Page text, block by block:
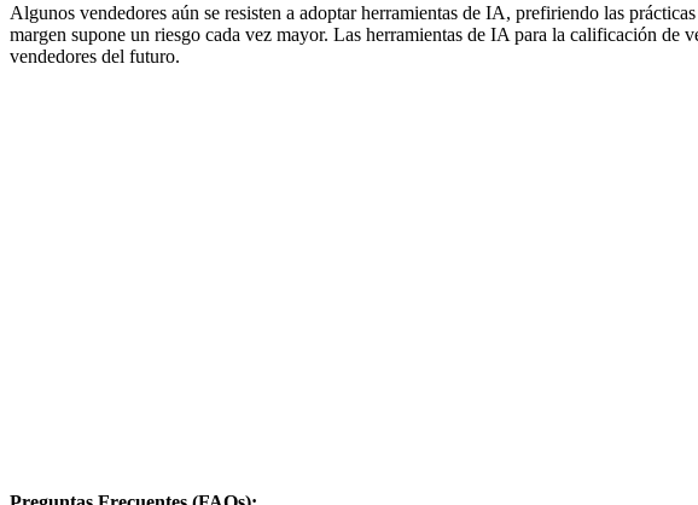
Algunos vendedores aún se resisten a adoptar herramientas de IA, prefiriendo las
margen supone un riesgo cada vez mayor. Las herramientas de IA para la calificación de
vendedores del futuro.